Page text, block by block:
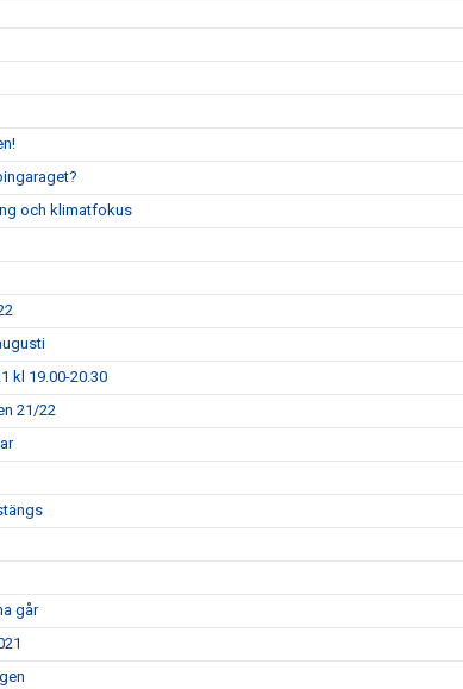
och klimatfokus
kl 19.00-20.30
21/22
går